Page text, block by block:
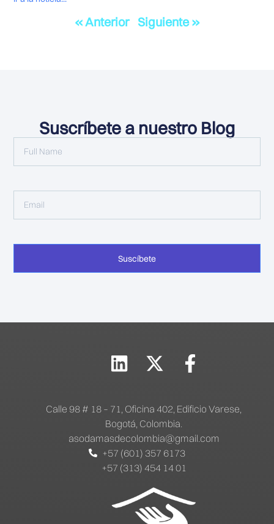
« Anterior Siguiente »
Suscríbete a nuestro Blog
Suscíbete
Calle 98 # 18 – 71, Oficina 402, Edificio Varese,
Bogotá, Colombia.
asodamasdecolombia@gmail.com
+57 (601) 357 6173
+57 (313) 454 14 01